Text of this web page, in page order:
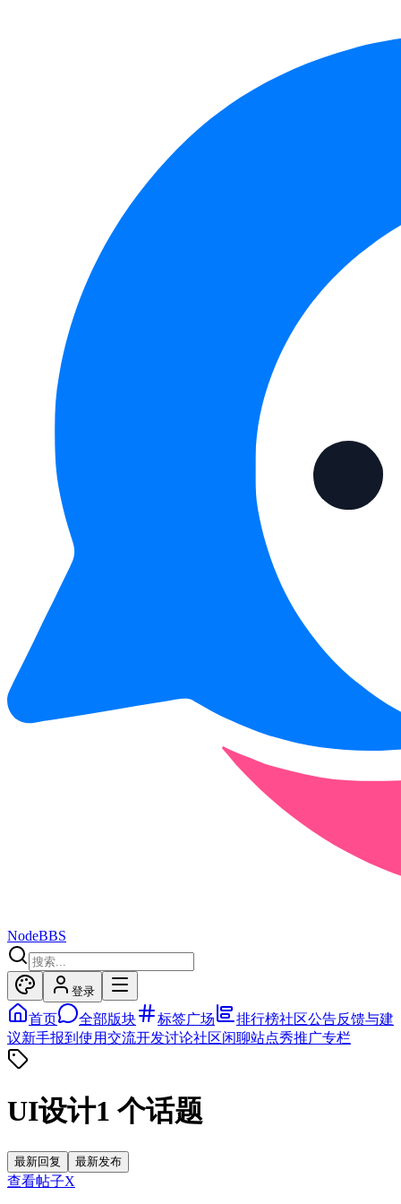
NodeBBS
登录
首页 全部版块 标签广场 排行榜社区公告反馈与建
议新手报到 使用交流开发讨论社区闲聊站点秀推广专栏
UI设计1 个话题
最新回复 最新发布
查看帖子X